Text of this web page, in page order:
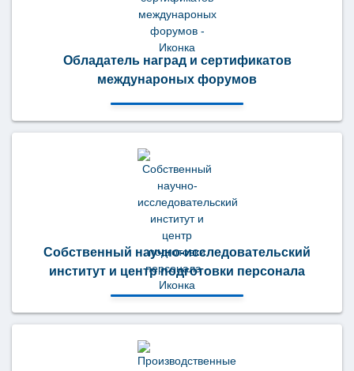
Обладатель наград и сертификатов
междунароных форумов
Собственный научно-исследовательский
институт и центр подготовки персонала